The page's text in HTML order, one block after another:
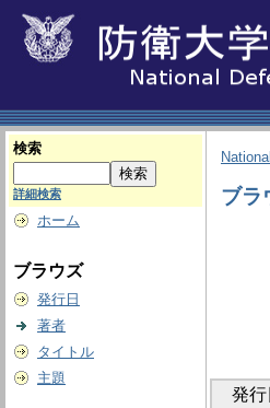
検索
詳細検索
ホーム
ブラウズ
発行日
著者
タイトル
主題
ブラ
発行